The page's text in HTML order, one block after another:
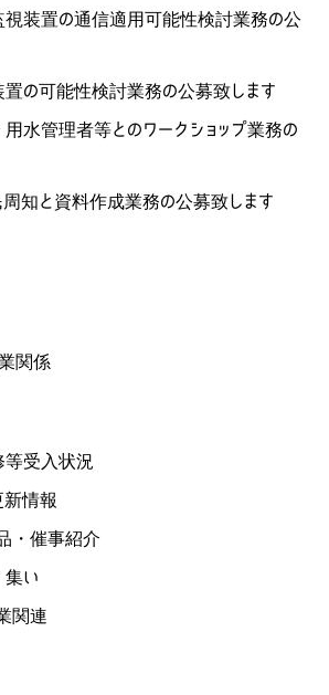
装置の通信適用可能性検討業務の公
の可能性検討業務の公募致します
水管理者等とのワークショップ業務の
知と資料作成業務の公募致します
関係
受入状況
新情報
・催事紹介
い
関連